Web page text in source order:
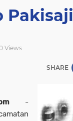
Pakisaji
Views
SHARE
-